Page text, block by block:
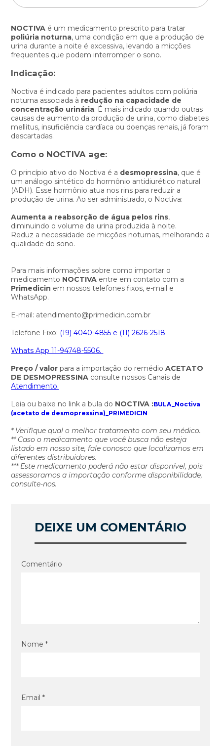
NOCTIVA é um medicamento prescrito para tratar
poliúria noturna, uma condição em que a produção de
urina durante a noite é excessiva, levando a micções
frequentes que podem interromper o sono.
Indicação:
Noctiva é indicado para pacientes adultos com poliúria
noturna associada à redução na capacidade de
concentração urinária. É mais indicado quando outras
causas de aumento da produção de urina, como diabetes
mellitus, insuficiência cardíaca ou doenças renais, já foram
descartadas.
Como o NOCTIVA age:
O princípio ativo do Noctiva é a desmopressina, que é
um análogo sintético do hormônio antidiurético natural
(ADH). Esse hormônio atua nos rins para reduzir a
produção de urina. Ao ser administrado, o Noctiva:
Aumenta a reabsorção de água pelos rins,
diminuindo o volume de urina produzida à noite.
Reduz a necessidade de micções noturnas, melhorando a
qualidade do sono.
Para mais informações sobre como importar o
medicamento NOCTIVA entre em contato com a
Primedicin em nossos telefones fixos, e-mail e
WhatsApp.
E-mail: atendimento@primedicin.com.br
Telefone Fixo: (19) 4040-4855 e (11) 2626-2518
Whats App 11-94748-5506.
Preço / valor para a importação do remédioACETATO
DE DESMOPRESSINA consulte nossos Canais de
Atendimento.
Leia ou baixe no link a bula do NOCTIVA :BULA_Noctiva
(acetato de desmopressina)_PRIMEDICIN
* Verifique qual o melhor tratamento com seu médico.
** Caso o medicamento que você busca não esteja
listado em nosso site, fale conosco que localizamos em
diferentes distribuidores.
*** Este medicamento poderá não estar disponível, pois
assessoramos a importação conforme disponibilidade,
consulte-nos.
DEIXE UM COMENTÁRIO
Comentário
Nome *
Email *